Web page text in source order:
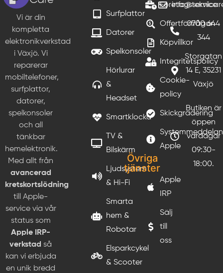
Vi är din
kompletta
elektronikverkstad
i Växjö. Vi
reparerar
mobiltelefoner,
surfplattor,
datorer,
spelkonsoler
och all
tänkbar
hemelektronik.
Med allt från
avancerad
kretskortslödning
till Apple-
service via vår
status som
Apple IRP-
verkstad så
kan vi erbjuda
en unik bredd
Surfplattor
Datorer
Spelkonsoler
Hörlurar
&
Headset
Smartklocka
TV &
Bilskärm
Ljudsystem
& Hi-Fi
Smarta
hem &
Robotar
Elsparkcykel
& Scooter
Företagsservice
Offertförfrågan
Köpvillkor
Integritetspolicy
Cookie-
policy
Skickgradering
Apple
Övriga
tjänster
Apple
IRP
Sälj
till
oss
0700 644
344
Storgatan
14 E, 35231
Växjö
Butiken är
öppen
vardagar
09:30-
18:00.